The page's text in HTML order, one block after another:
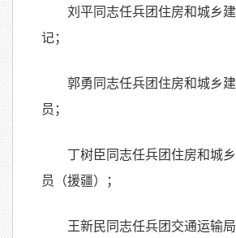
刘平同志任兵团住房和城乡
记；
郭勇同志任兵团住房和城乡
员；
丁树臣同志任兵团住房和城
员（援疆）；
王新民同志任兵团交通运输局